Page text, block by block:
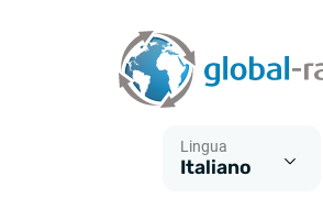
Lingua
Italiano
Cos'è l'inflazione CPI?
Cos'è l'inflazione HICP?
Tassi storici Euribor
Calcolatore dell’inflazione